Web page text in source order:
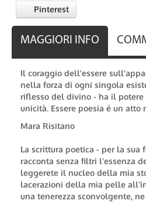
Pinterest
MAGGIORI INFO
Il coraggio dell’essere
nella forza di ogni singola
riflesso del divino - ha il
unicità. Essere poesia é un atto
Mara Risitano
La scrittura poetica - per la sua
racconta senza filtri l’essenza
leggerete il nucleo della mia
lacerazioni della mia pelle
una tenerezza sconvolgente,